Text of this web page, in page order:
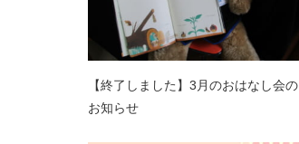
【終了しました】3月のおはなし会の
お知らせ